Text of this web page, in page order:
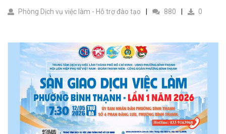
Phòng Dịch vụ việc làm - Hỗ trợ đào tạo 880 0